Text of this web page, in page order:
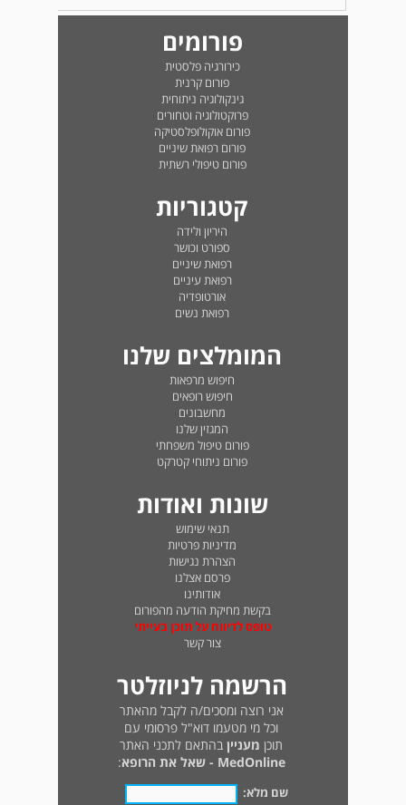
פורומים
כירורגיה פלסטית
פורום קרנית
גינקולוגיה ניתוחית
פרוקטולוגיה וטחורים
פורום אוקולופלסטיקה
פורום רפואת שיניים
פורום טיפולי רשתית
קטגוריות
היריון ולידה
ספורט וכושר
רפואת שיניים
רפואת עיניים
אורטופדיה
רפואת נשים
המומלצים שלנו
חיפוש מרפאות
חיפוש רופאים
מחשבונים
המגזין שלנו
פורום טיפול משפחתי
פורום ניתוחי קטרקט
שונות ואודות
תנאי שימוש
מדיניות פרטיות
הצהרת נגישות
פרסם אצלנו
אודותינו
בקשת מחיקת הודעה מהפורום
טופס לדיווח על תוכן בעייתי
צור קשר
הרשמה לניוזלטר
אני רוצה ומסכים/ה לקבל מהאתר
וכל מי מטעמו דוא"ל פרסומי עם
תוכן מעניין בהתאם לתכני האתר
MedOnline - שאל את הרופא
:
שם מלא: